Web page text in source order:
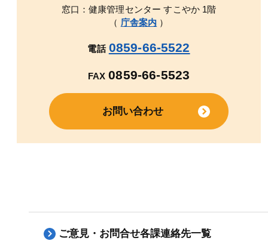
窓口：健康管理センター すこやか 1階
（ 庁舎案内 ）
電話 0859-66-5522
FAX 0859-66-5523
お問い合わせ
ご意見・お問合せ各課連絡先一覧